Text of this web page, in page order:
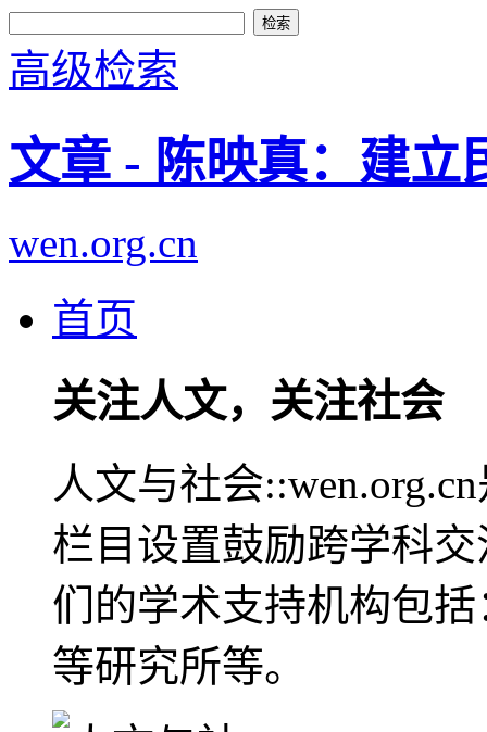
高级检索
文章 - 陈映真：建立
wen.org.cn
首页
关注人文，关注社会
人文与社会
栏目设置鼓励跨学科
们的学术支持机构包
等研究所等。